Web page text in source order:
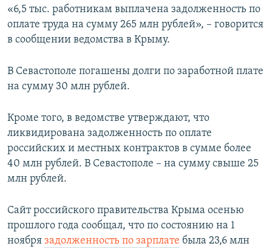
ELIFBE
УКРАИНСКАЯ ПРОБЛЕМА КРЫМА
Все сайты RFE/RL
«6,5 тыс. работникам выплачена задолженность по
оплате труда на сумму 265 млн рублей», – говорится
в сообщении ведомства в Крыму.
В Севастополе погашены долги по заработной плате
на сумму 30 млн рублей.
Кроме того, в ведомстве утверждают, что
ликвидирована задолженность по оплате
российских и местных контрактов в сумме более
40 млн рублей. В Севастополе – на сумму свыше 25
млн рублей.
Сайт российского правительства Крыма осенью
прошлого года сообщал, что по состоянию на 1
ноября задолженность по зарплате была 23,6 млн